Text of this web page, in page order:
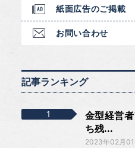
紙面広告のご掲載
お問い合わせ
記事ランキング
金型経営
ち残...
2023年02月01